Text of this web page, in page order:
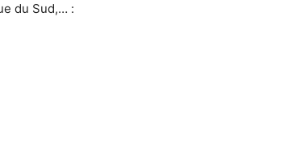
du Sud,… :